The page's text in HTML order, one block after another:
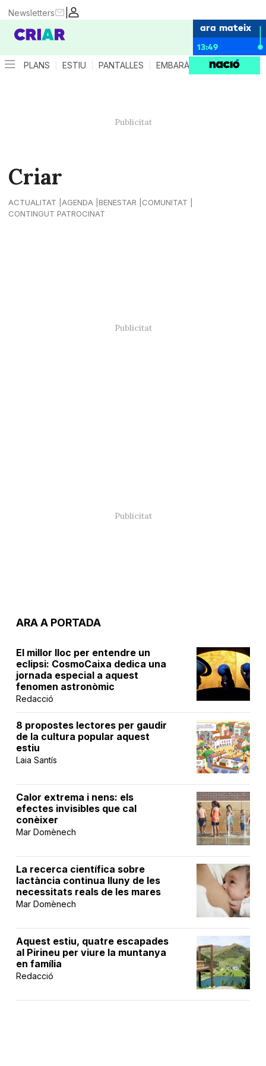
|
Newsletters
ara mateix
13:49
PLANS ESTIU PANTALLES EMBARÀS CRIANÇA
Criar
ACTUALITAT AGENDA BENESTAR
COMUNITAT
CONTINGUT PATROCINAT
ARA A PORTADA
El millor lloc per entendre un
eclipsi: CosmoCaixa dedica una
jornada especial a aquest
fenomen astronòmic
Redacció
8 propostes lectores per gaudir
de la cultura popular aquest
estiu
Laia Santís
Calor extrema i nens: els
efectes invisibles que cal
conèixer
Mar Domènech
La recerca científica sobre
lactància continua lluny de les
necessitats reals de les mares
Mar Domènech
Aquest estiu, quatre escapades
al Pirineu per viure la muntanya
en família
Redacció